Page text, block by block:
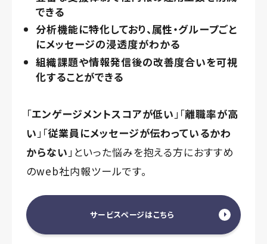
できる
分析機能に特化しており、属性・グループごと
にメッセージの浸透度がわかる
組織課題や情報発信後の改善度合いを可視
化することができる
「エンゲージメントスコアが低い 」「離職率が高
い 」「従業員にメッセージが伝わっているかわ
からない 」といった悩みを抱える方におすすめ
のweb社内報ツールです。
サービスページはこちら